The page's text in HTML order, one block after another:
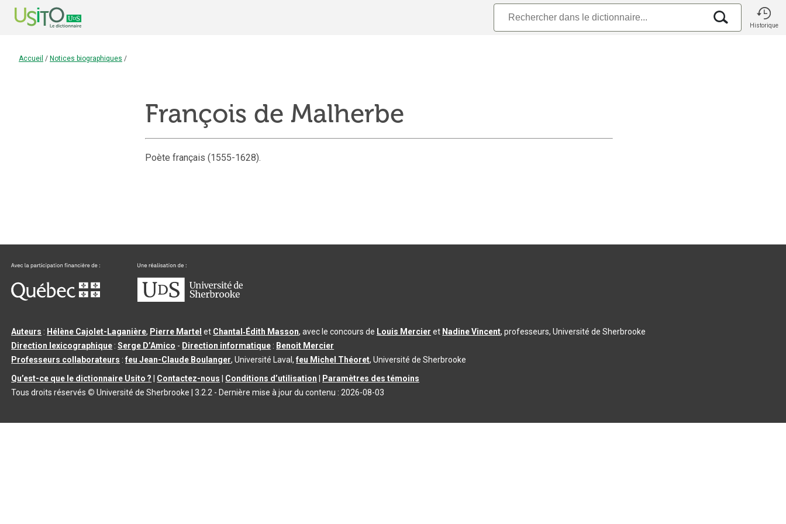
Historique
Accueil / Notices biographiques /
François de Malherbe
Poète français (1555-1628).
Auteurs : Hélène Cajolet-Laganière, Pierre Martel et Chantal‑Édith Masson, avec le concours de Louis Mercier et Nadine Vincent, professeurs, Université de Sherbrooke
Direction lexicographique :Serge D’Amico - Direction informatique : Benoit Mercier
Professeurs collaborateurs :feu Jean-Claude Boulanger, Université Laval,feu Michel Théoret, Université de Sherbrooke
Qu’est-ce que le dictionnaire Usito ?
Contactez-nous Conditions d’utilisation
Paramètres des témoins
Tous droits réservés © Université de Sherbrooke |3.2.2 - Dernière mise à jour du contenu : 2026-08-03